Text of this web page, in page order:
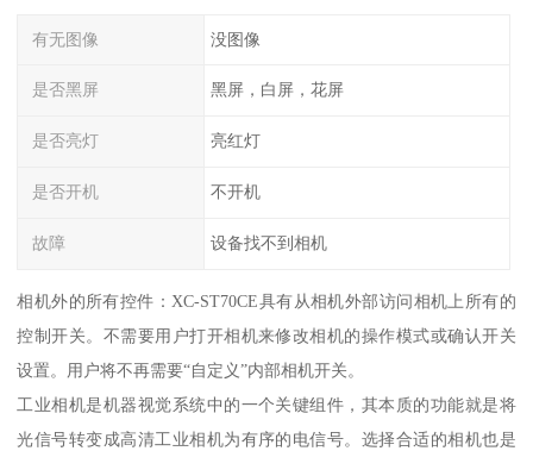
有无图像 没图像
是否黑屏 黑屏，白屏，花屏
是否亮灯 亮红灯
是否开机 不开机
故障 设备找不到相机
相机外的所有控件：XC-ST70CE具有从相机外部访问相机上所有的
控制开关。不需要用户打开相机来修改相机的操作模式或确认开关
设置。用户将不再需要“自定义”内部相机开关。
工业相机是机器视觉系统中的一个关键组件，其本质的功能就是将
光信号转变成高清工业相机为有序的电信号。选择合适的相机也是